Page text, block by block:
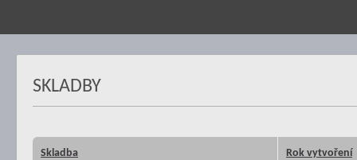
SKLADBY
Skladba Rok vytvoření